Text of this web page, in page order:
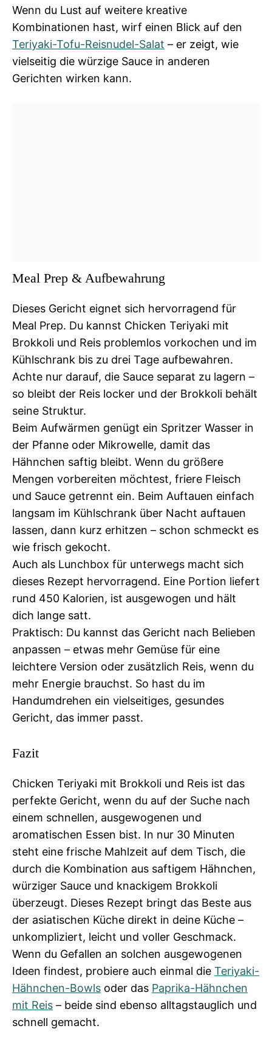
Wenn du Lust auf weitere kreative
Kombinationen hast, wirf einen Blick auf den
Teriyaki-Tofu-Reisnudel-Salat – er zeigt, wie
vielseitig die würzige Sauce in anderen
Gerichten wirken kann.
Meal Prep & Aufbewahrung
Dieses Gericht eignet sich hervorragend für
Meal Prep. Du kannst Chicken Teriyaki mit
Brokkoli und Reis problemlos vorkochen und im
Kühlschrank bis zu drei Tage aufbewahren.
Achte nur darauf, die Sauce separat zu lagern –
so bleibt der Reis locker und der Brokkoli behält
seine Struktur.
Beim Aufwärmen genügt ein Spritzer Wasser in
der Pfanne oder Mikrowelle, damit das
Hähnchen saftig bleibt. Wenn du größere
Mengen vorbereiten möchtest, friere Fleisch
und Sauce getrennt ein. Beim Auftauen einfach
langsam im Kühlschrank über Nacht auftauen
lassen, dann kurz erhitzen – schon schmeckt es
wie frisch gekocht.
Auch als Lunchbox für unterwegs macht sich
dieses Rezept hervorragend. Eine Portion liefert
rund 450 Kalorien, ist ausgewogen und hält
dich lange satt.
Praktisch: Du kannst das Gericht nach Belieben
anpassen – etwas mehr Gemüse für eine
leichtere Version oder zusätzlich Reis, wenn du
mehr Energie brauchst. So hast du im
Handumdrehen ein vielseitiges, gesundes
Gericht, das immer passt.
Fazit
Chicken Teriyaki mit Brokkoli und Reis ist das
perfekte Gericht, wenn du auf der Suche nach
einem schnellen, ausgewogenen und
aromatischen Essen bist. In nur 30 Minuten
steht eine frische Mahlzeit auf dem Tisch, die
durch die Kombination aus saftigem Hähnchen,
würziger Sauce und knackigem Brokkoli
überzeugt. Dieses Rezept bringt das Beste aus
der asiatischen Küche direkt in deine Küche –
unkompliziert, leicht und voller Geschmack.
Wenn du Gefallen an solchen ausgewogenen
Ideen findest, probiere auch einmal die Teriyaki-
Hähnchen-Bowls oder das Paprika-Hähnchen
mit Reis – beide sind ebenso alltagstauglich und
schnell gemacht.